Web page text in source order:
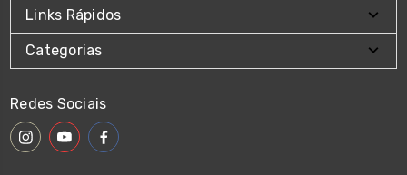
Links Rápidos
Categorias
Redes Sociais